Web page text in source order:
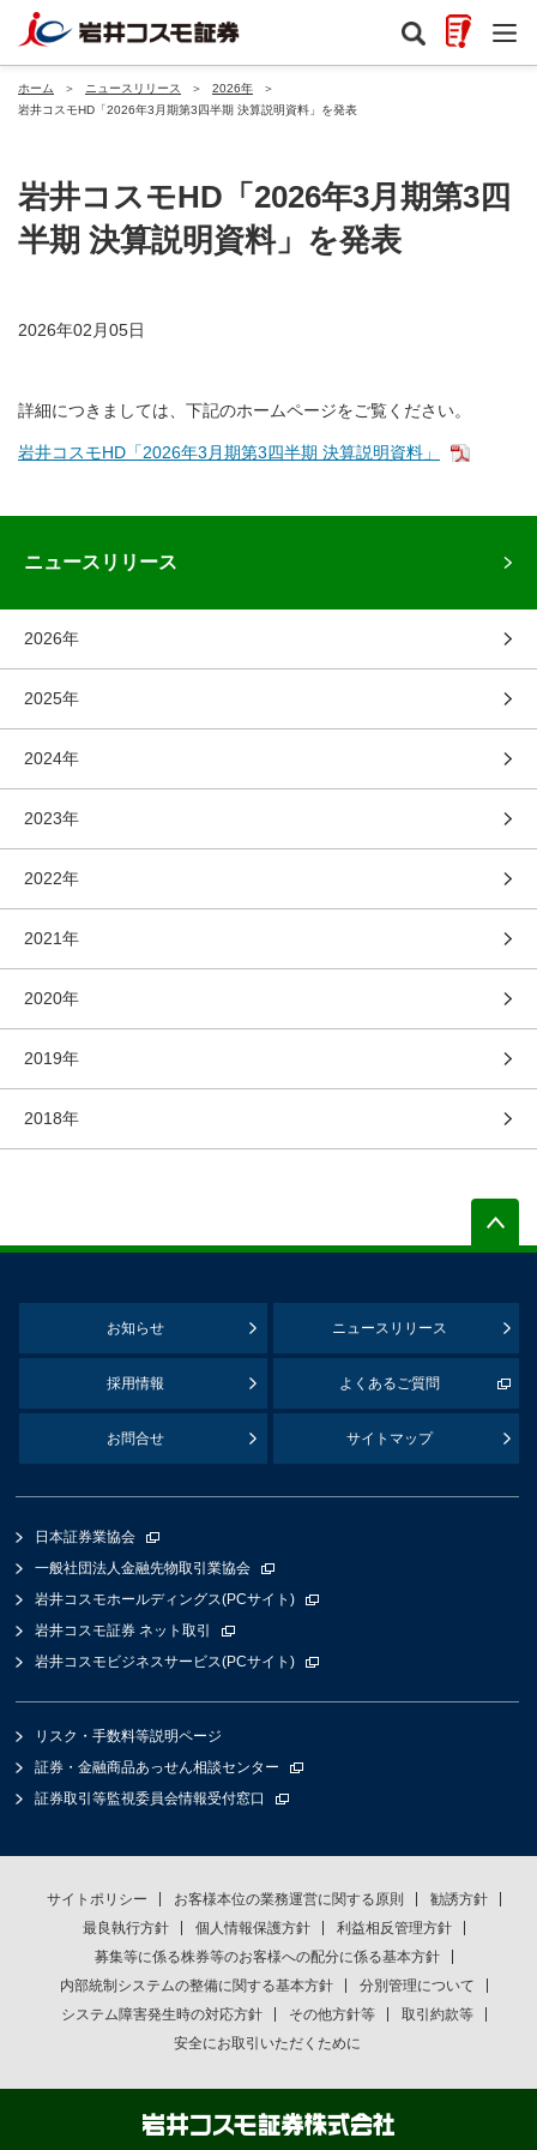
ホーム ＞ ニュースリリース ＞ 2026年
＞
岩井コスモHD「2026年3月期第3四半期 決算説明資料」を発表
岩井コスモHD「2026年3月期第3四
半期 決算説明資料」を発表
2026年02月05日
詳細につきましては、下記のホームページをご覧ください。
岩井コスモHD「2026年3月期第3四半期 決算説明資料」
ニュースリリース
2026年
2025年
2024年
2023年
2022年
2021年
2020年
2019年
2018年
お知らせ ニュースリリース
採用情報 よくあるご質問
お問合せ サイトマップ
日本証券業協会
一般社団法人金融先物取引業協会
岩井コスモホールディングス(PCサイト)
岩井コスモ証券 ネット取引
岩井コスモビジネスサービス(PCサイト)
リスク・手数料等説明ページ
証券・金融商品あっせん相談センター
証券取引等監視委員会情報受付窓口
サイトポリシー お客様本位の業務運営に関する原則
勧誘方針
最良執行方針
個人情報保護方針
利益相反管理方針
募集等に係る株券等のお客様への配分に係る基本方針
内部統制システムの整備に関する基本方針
分別管理について
システム障害発生時の対応方針
その他方針等
取引約款等
安全にお取引いただくために